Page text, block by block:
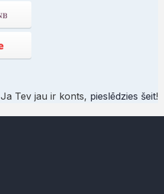
Ja Tev jau ir konts, pieslēdzies šeit!